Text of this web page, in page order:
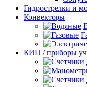
Гидрострелки и
Конвекторы
КИП / приборы